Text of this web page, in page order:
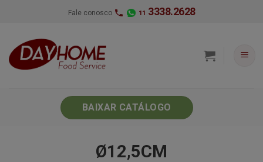
Fale conosco 11 3338.2628
BAIXAR CATÁLOGO
Ø12,5CM